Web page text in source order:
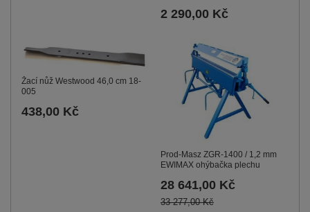
2 290,00 Kč
Žací nůž Westwood 46,0 cm 18-
005
438,00 Kč
Prod-Masz ZGR-1400 / 1,2 mm
EWIMAX ohýbačka plechu
28 641,00 Kč
33 277,00 Kč